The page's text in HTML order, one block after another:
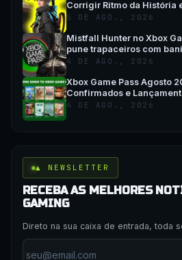
Corrigir Ritmo da História
5 DE AGO., 2026
Mistfall Hunter no Xbox
pune trapaceiros com
4 DE AGO., 2026
Xbox Game Pass Agosto
Confirmados e
4 DE AGO., 2026
▲ NEWSLETTER
RECEBA AS MELHORES
GAMING
Direto na sua caixa de entrada, toda